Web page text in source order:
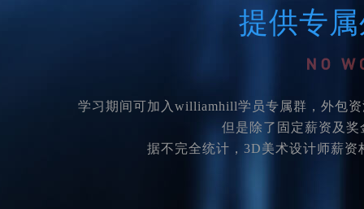
提供专
学习期间可加入williamhill学员专属群，外包
但是除了固定薪资及
据不完全统计，3D美术设计师薪